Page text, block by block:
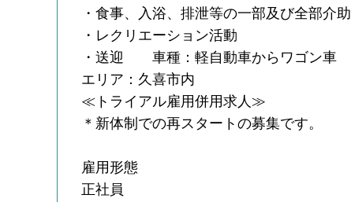
・食事、入浴、排泄等の一部及び全部介助
・レクリエーション活動
・送迎 車種：軽自動車からワゴン車
エリア：久喜市内
≪トライアル雇用併用求人≫
＊新体制での再スタートの募集です。
雇用形態
正社員